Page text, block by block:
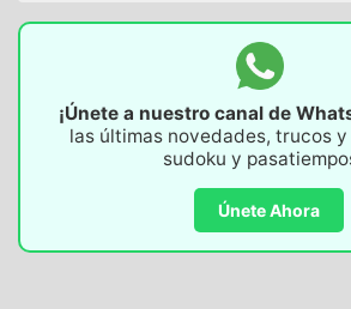
¡Únete a nuestro canal de
las últimas novedades, trucos
sudoku y
Únete Ahora